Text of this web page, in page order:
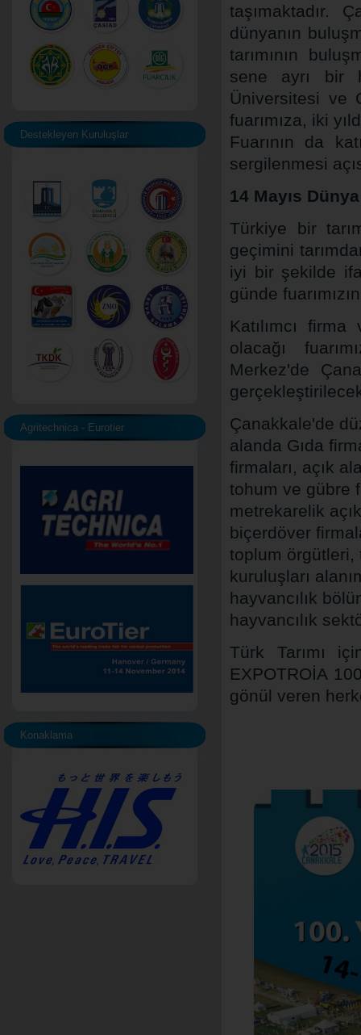
Destekleyen Kuruluşlar
Agritechnica - Eurotier
Konaklama
taşımaktadır.
dünyanın
tarımının
sene ayrı bir
Üniversitesi ve
fuarımıza, iki
Fuarının da
sergilenmesi
14 Mayıs
Türkiye bir
geçimini
iyi bir şekilde
günde
Katılımcı
olacağı
Merkez'de
Çanakkale'de
alanda Gıda
firmaları, açık
tohum ve gübre
metrekarelik
biçerdöver
toplum örgütleri,
kuruluşları
hayvancılık
hayvancılık
Türk Tarımı
EXPOTROİA
gönül veren